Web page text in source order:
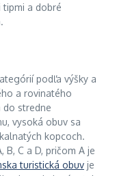
tipmi a dobré
podľa výšky a
a rovinatého
do stredne
vysoká obuv sa
kopcoch.
B, C a D, pričom A je
turistická obuv je